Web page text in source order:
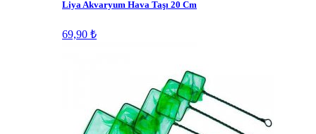
Liya Akvaryum Hava Taşı 20 Cm
69,90 ₺